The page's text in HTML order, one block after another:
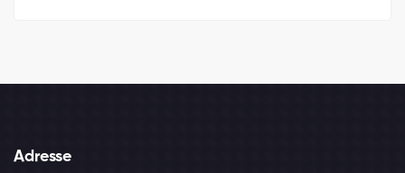
Adresse